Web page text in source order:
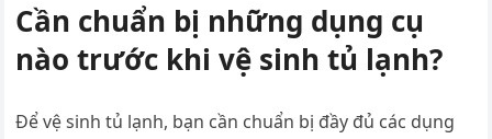
Cần chuẩn bị những dụng cụ
nào trước khi vệ sinh tủ lạnh?
Để vệ sinh tủ lạnh, bạn cần chuẩn bị đầy đủ các dụng